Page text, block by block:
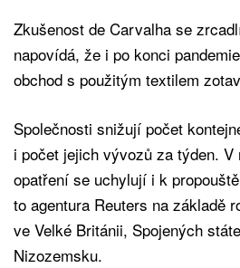
Zkušenost de Carvalha se
napovídá, že i po konci
obchod s použitým textilem
Společnosti snižují počet
i počet jejich vývozů za týden.
opatření se uchylují i k
to agentura Reuters na základě
ve Velké Británii, Spojených
Nizozemsku.